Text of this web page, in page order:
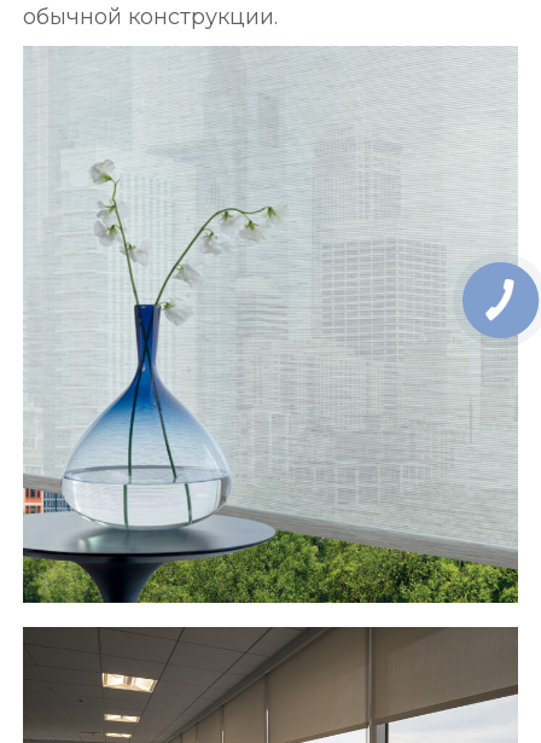
обычной конструкции.